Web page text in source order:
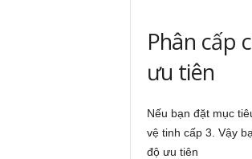
Phân cấp
ưu tiên
Nếu bạn đặt mục
vệ tinh cấp 3. Vậy
độ ưu tiên